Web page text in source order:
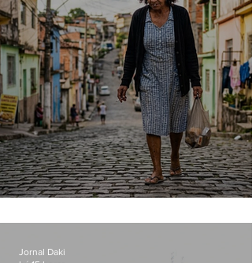
Jornal Daki